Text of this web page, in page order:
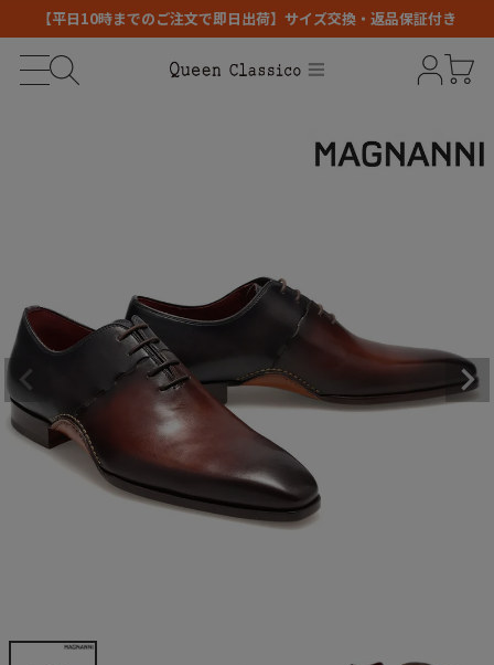
【平日10時までのご注文で即日出荷】サイズ交換・返品保証付き